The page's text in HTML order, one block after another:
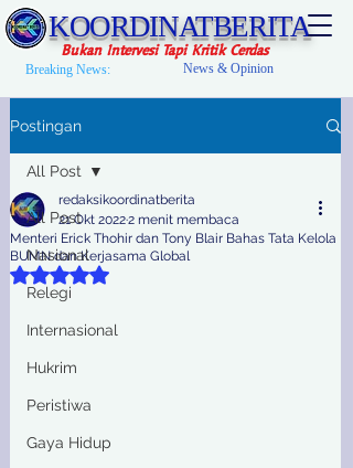
KOORDINATBERITA
Bukan Intervesi Tapi Kritik Cerdas
Breaking News: News & Opinion
Postingan
All Post
Nasional
Relegi
Internasional
Hukrim
Peristiwa
Gaya Hidup
All Post
Menteri Erick Thohir dan Tony Blair Bahas Tata Kelola
BUMN dan Kerjasama Global
redaksikoordinatberita
21 Okt 20222 menit membaca
Dinilai NaN dari 5 bintang.